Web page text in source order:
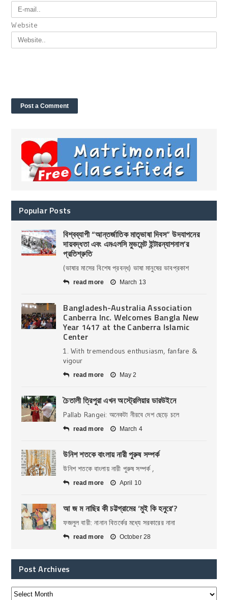
Website
Popular Posts
বিশ্বব্যাপী “আন্তর্জাতিক মাতৃভাষা দিবস” উদযাপনের
দায়বদ্ধতা এবং এমএলসি মুভমেন্ট ইন্টারন্যাশনাল’র
প্রতিশ্রুতি
(ভাষার মাসের বিশেষ প্রবন্ধ) ভাষা মানুষের ভাবপ্রকাশ
read more March 13
Bangladesh-Australia Association
Canberra Inc. Welcomes Bangla New
Year 1417 at the Canberra Islamic
Center
1. With tremendous enthusiasm, fanfare &
vigour
read more May 2
চৈতালী ত্রিপুরা এখন অস্ট্রেলিয়ার ডারউইনে
Pallab Rangei: অনেকটা নীরবে দেশ ছেড়ে চলে
read more March 4
উনিশ শতকে বাংলায় নারী পুরুষ সম্পর্ক
উনিশ শতকে বাংলায় নারী পুরুষ সম্পর্ক ,
read more April 10
আ জ ম নাছির কী চট্টগ্রামের ‘মুই কি হনুরে’?
ফজলুল বারী: নানান বিতর্কের মধ্যে সরকারের নানা
read more October 28
Post Archives